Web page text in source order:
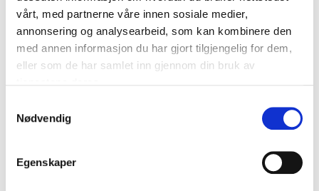
vårt, med partnerne våre innen sosiale medier,
annonsering og analysearbeid, som kan kombinere den
med annen informasjon du har gjort tilgjengelig for dem,
eller som de har samlet inn gjennom din bruk av
Nødvendig
Egenskaper
Digitalt webinar
Om arrangementet
Meld deg på webinaret og se agendaen på